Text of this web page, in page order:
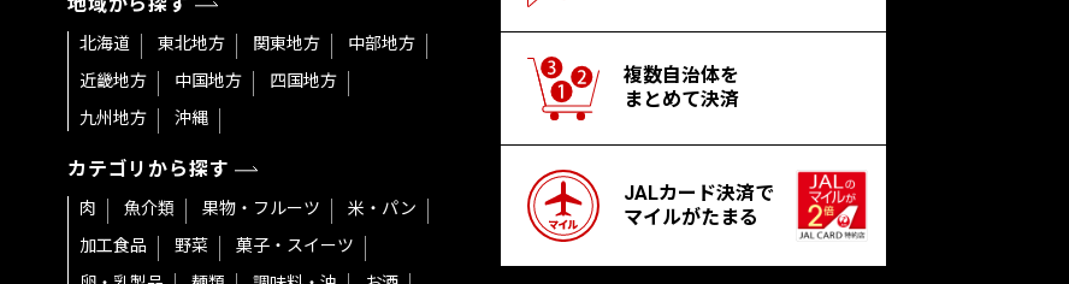
北海道 東北地方 関東地方
中部地方
近畿地方
中国地方
四国地方
九州地方
沖縄
カテゴリから探す
肉 魚介類 果物・フルーツ
米・パン
加工食品
野菜
菓子・スイーツ
複数自治体を
まとめて決済
JALカード決済で
マイルがたまる